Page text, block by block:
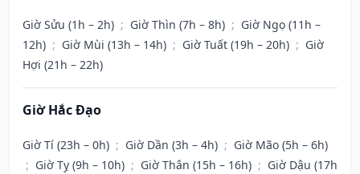
Giờ Sửu (1h – 2h) ; Giờ Thìn (7h – 8h) ; Giờ Ngọ (11h –
12h) ; Giờ Mùi (13h – 14h) ; Giờ Tuất (19h – 20h) ; Giờ
Hợi (21h – 22h)
Giờ Hắc Đạo
Giờ Tí (23h – 0h) ; Giờ Dần (3h – 4h) ; Giờ Mão (5h – 6h)
; Giờ Tỵ (9h – 10h) ; Giờ Thân (15h – 16h) ; Giờ Dậu (17h